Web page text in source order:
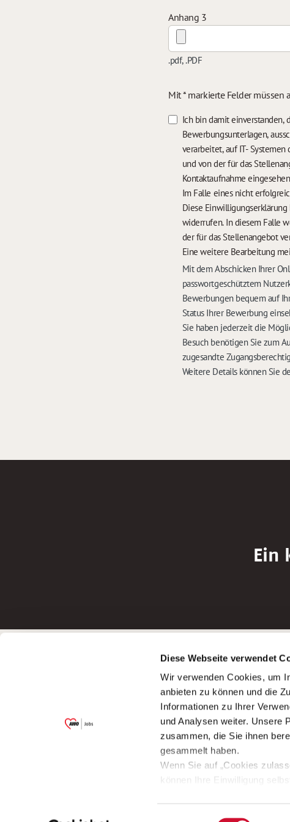
Diese Webseite verwendet
Wir verwenden Cookies, um
anbieten zu können und die
Informationen zu Ihrer
und Analysen weiter. Unsere
zusammen, die Sie ihnen
gesammelt haben.
Wenn Sie auf „Cookies
können Ihre Einwilligung
Einwilligungsauswahl
Anhang 3
.pdf, .PDF
Mit * markierte Felder müssen
Ich bin damit einverstanden,
Bewerbungsunterlagen,
verarbeitet, auf IT-
und von der für das
Kontaktaufnahme
Diese
widerrufen. In diesem Falle
der für das Stellenangebot
Eine weitere Bearbeitung
Mit dem Abschicken Ihrer
passwortgeschütztem
Bewerbungen bequem auf
Status Ihrer Bewerbung
Sie haben jederzeit die
Besuch benötigen Sie zum
zugesandte
Weitere Details können Sie
Ein
Garitz Bewirtschaftungsbetriebe GmbH
(Ein Tochterunternehmen des AWO
Bezirksverbandes Unterfranken e.V.)
Bitte senden Sie an diese Anschrift keine
Bewerbung als
Bewerbung als
Bewerbung als
Bewerbung als